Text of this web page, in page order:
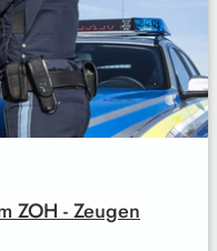
ZOH - Zeugen